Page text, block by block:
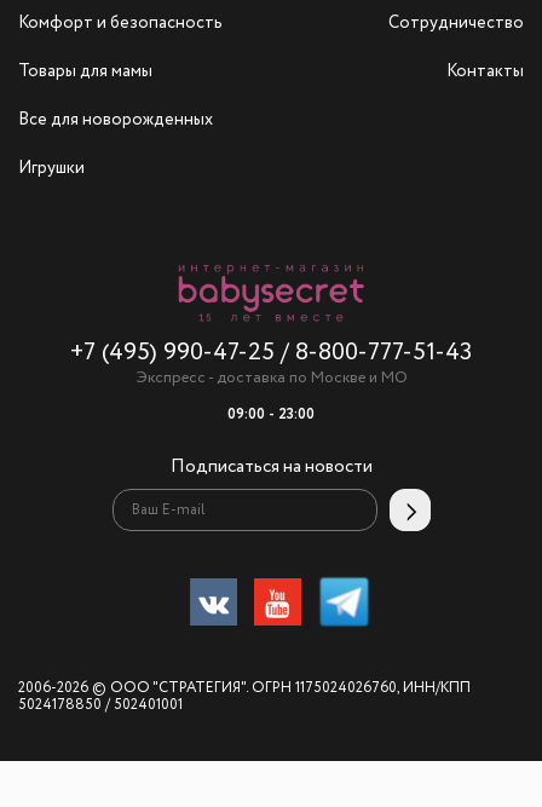
Комфорт и безопасность
Товары для мамы
Все для новорожденных
Игрушки
+7 (495) 990-47-25 / 8-800-777-51-43
Экспресс - доставка по Москве и МО
09:00 - 23:00
Подписаться на новости
Сотрудничество
Контакты
2006-2026 © ООО "СТРАТЕГИЯ". ОГРН 1175024026760, ИНН/КПП
5024178850 / 502401001